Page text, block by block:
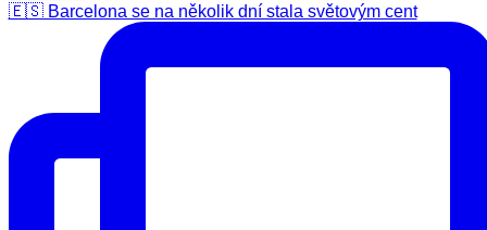
🇪🇸 Barcelona se na několik dní stala světovým cent